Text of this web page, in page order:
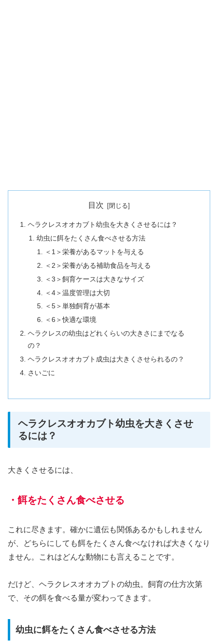
目次
ヘラクレスオオカブト幼虫を大きくさせるには？
幼虫に餌をたくさん食べさせる方法
＜1＞栄養があるマットを与える
＜2＞栄養がある補助食品を与える
＜3＞飼育ケースは大きなサイズ
＜4＞温度管理は大切
＜5＞単独飼育が基本
＜6＞快適な環境
ヘラクレスの幼虫はどれくらいの大きさにまでなる
の？
ヘラクレスオオカブト成虫は大きくさせられるの？
さいごに
ヘラクレスオオカブト幼虫を大きくさせ
るには？
大きくさせるには、
・餌をたくさん食べさせる
これに尽きます。確かに遺伝も関係あるかもしれません
が、どちらにしても餌をたくさん食べなければ大きくなり
ません。これはどんな動物にも言えることです。
だけど、ヘラクレスオオカブトの幼虫。飼育の仕方次第
で、その餌を食べる量が変わってきます。
幼虫に餌をたくさん食べさせる方法